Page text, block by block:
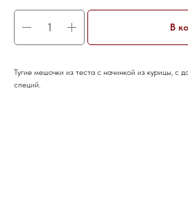
В
Тугие мешочки из теста с начинкой из курицы, с
специй.